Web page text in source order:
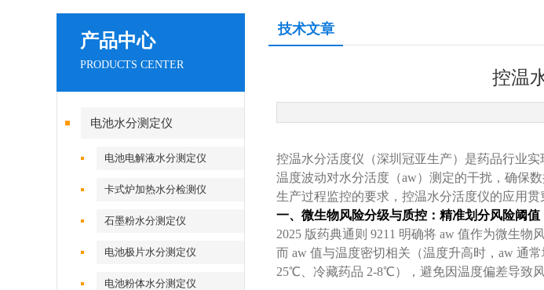
产品中心
PRODUCTS CENTER
电池水分测定仪
电池电解液水分测定仪
卡式炉加热水分检测仪
石墨粉水分测定仪
电池极片水分测定仪
电池粉体水分测定仪
技术文章
控温
控温水分活度仪（深圳冠亚生产）是药品行业
温度波动对水分活度（aw）测定的干扰，确保
生产过程监控的要求，控温水分活度仪的应用
一、微生物风险分级与质控：精准划分风险阈值
2025 版药典通则 9211 明确将 aw 值作为微生物
而 aw 值与温度密切相关（温度升高时，aw 通
25℃、冷藏药品 2-8℃），避免因温度偏差导致风